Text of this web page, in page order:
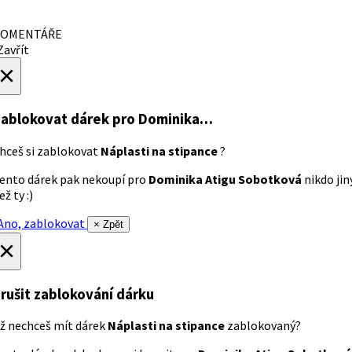
dárek pro Dominika…
si zablokovat Náplasti na stipance?
dárek pak nekoupí pro Dominika Atigu Sobotková nikdo
ty :)
zablokovat
× Zpět
zablokování dárku
nechceš mít dárek Náplasti na stipance zablokovaný?